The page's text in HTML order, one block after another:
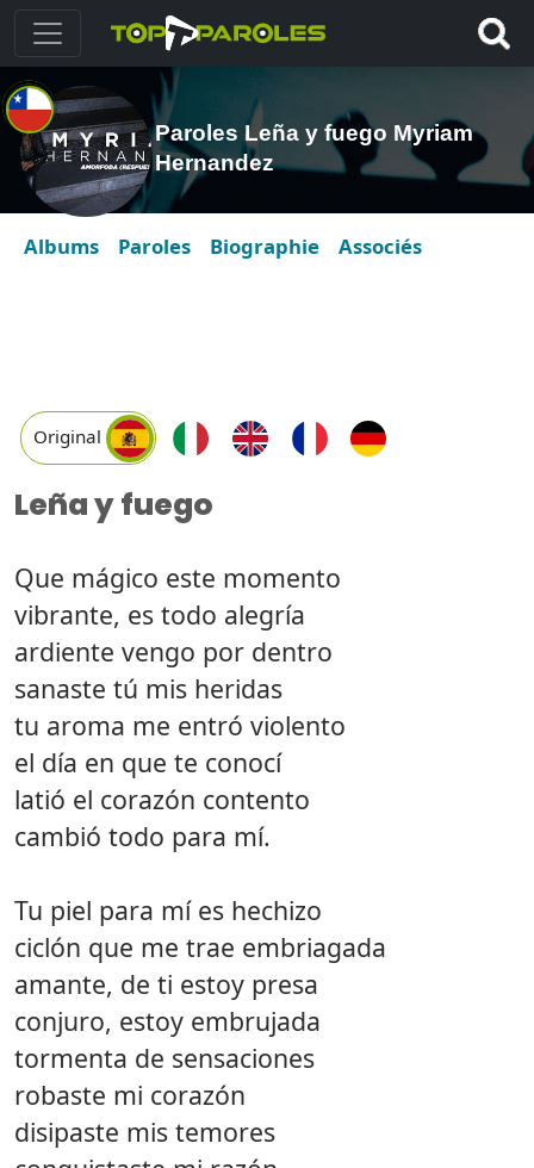
Paroles Leña y fuego Myriam
Hernandez
Albums Paroles Biographie Associés
Original
Leña y fuego
Que mágico este momento
vibrante, es todo alegría
ardiente vengo por dentro
sanaste tú mis heridas
tu aroma me entró violento
el día en que te conocí
latió el corazón contento
cambió todo para mí.
Tu piel para mí es hechizo
ciclón que me trae embriagada
amante, de ti estoy presa
conjuro, estoy embrujada
tormenta de sensaciones
robaste mi corazón
disipaste mis temores